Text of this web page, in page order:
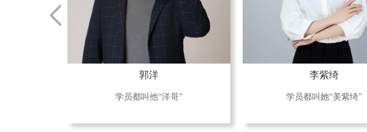
郭洋
学员都叫他“洋哥”
李紫绮
学员都叫她“美紫绮”